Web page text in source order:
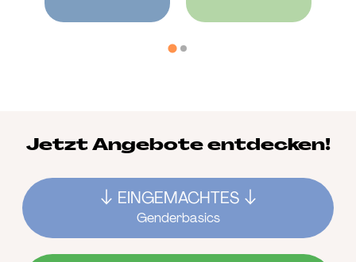
Jetzt Angebote entdecken!
EINGEMACHTES
Genderbasics